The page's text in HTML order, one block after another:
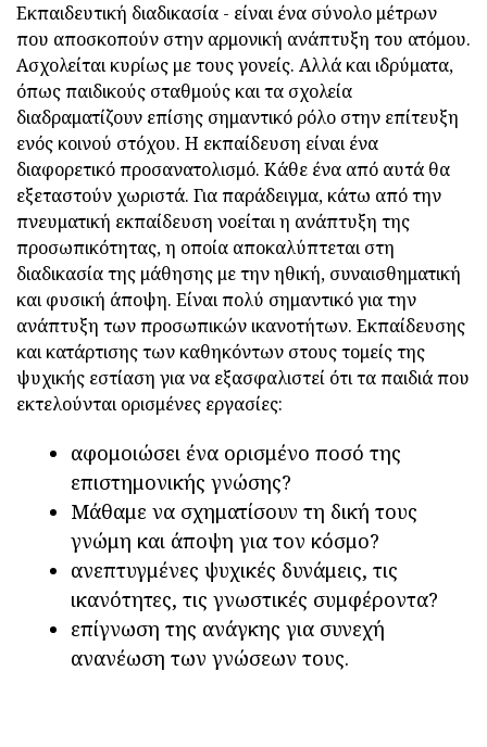
Εκπαιδευτική διαδικασία - είναι ένα σύνολο μέτρων
που αποσκοπούν στην αρμονική ανάπτυξη του ατόμου.
Ασχολείται κυρίως με τους γονείς. Αλλά και ιδρύματα,
όπως παιδικούς σταθμούς και τα σχολεία
διαδραματίζουν επίσης σημαντικό ρόλο στην επίτευξη
ενός κοινού στόχου. Η εκπαίδευση είναι ένα
διαφορετικό προσανατολισμό. Κάθε ένα από αυτά θα
εξεταστούν χωριστά. Για παράδειγμα, κάτω από την
πνευματική εκπαίδευση νοείται η ανάπτυξη της
προσωπικότητας, η οποία αποκαλύπτεται στη
διαδικασία της μάθησης με την ηθική, συναισθηματική
και φυσική άποψη. Είναι πολύ σημαντικό για την
ανάπτυξη των προσωπικών ικανοτήτων. Εκπαίδευσης
και κατάρτισης των καθηκόντων στους τομείς της
ψυχικής εστίαση για να εξασφαλιστεί ότι τα παιδιά που
εκτελούνται ορισμένες εργασίες:
αφομοιώσει ένα ορισμένο ποσό της
επιστημονικής γνώσης?
Μάθαμε να σχηματίσουν τη δική τους
γνώμη και άποψη για τον κόσμο?
ανεπτυγμένες ψυχικές δυνάμεις, τις
ικανότητες, τις γνωστικές συμφέροντα?
επίγνωση της ανάγκης για συνεχή
ανανέωση των γνώσεων τους.